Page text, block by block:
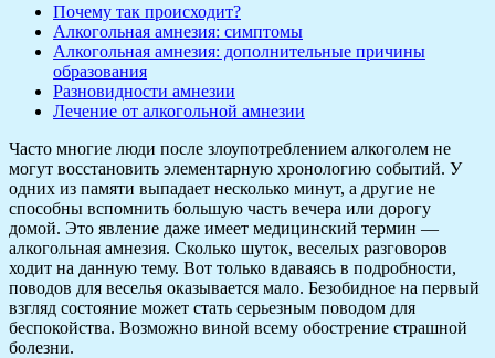
Почему так происходит?
Алкогольная амнезия: симптомы
Алкогольная амнезия: дополнительные причины
образования
Разновидности амнезии
Лечение от алкогольной амнезии
Часто многие люди после злоупотреблением алкоголем не
могут восстановить элементарную хронологию событий. У
одних из памяти выпадает несколько минут, а другие не
способны вспомнить большую часть вечера или дорогу
домой. Это явление даже имеет медицинский термин —
алкогольная амнезия. Сколько шуток, веселых разговоров
ходит на данную тему. Вот только вдаваясь в подробности,
поводов для веселья оказывается мало. Безобидное на первый
взгляд состояние может стать серьезным поводом для
беспокойства. Возможно виной всему обострение страшной
болезни.